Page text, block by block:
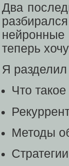
Два
нейронные
теперь
Я разделил
Что
Методы